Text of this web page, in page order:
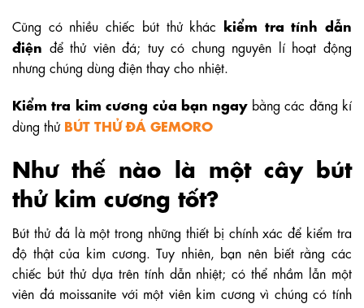
Cũng có nhiều chiếc bút thử khác kiểm tra tính dẫn
điện để thử viên đá; tuy có chung nguyên lí hoạt động
nhưng chúng dùng điện thay cho nhiệt.
Kiểm tra kim cương của bạn ngaybằng các đăng kí
dùng thử BÚT THỬ ĐÁ GEMORO
Như thế nào là một cây bút
thử kim cương tốt?
Bút thử đá là một trong những thiết bị chính xác để kiểm tra
độ thật của kim cương. Tuy nhiên, bạn nên biết rằng các
chiếc bút thử dựa trên tính dẫn nhiệt; có thể nhầm lẫn một
viên đá moissanite với một viên kim cương vì chúng có tính